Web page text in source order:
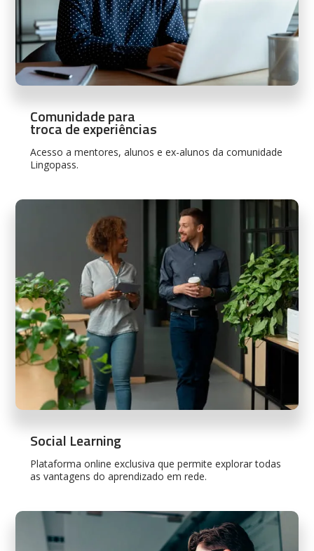
Comunidade para
troca de experiências
Acesso a mentores, alunos e ex-alunos da comunidade
Lingopass.
Social Learning
Plataforma online exclusiva que permite explorar todas
as vantagens do aprendizado em rede.